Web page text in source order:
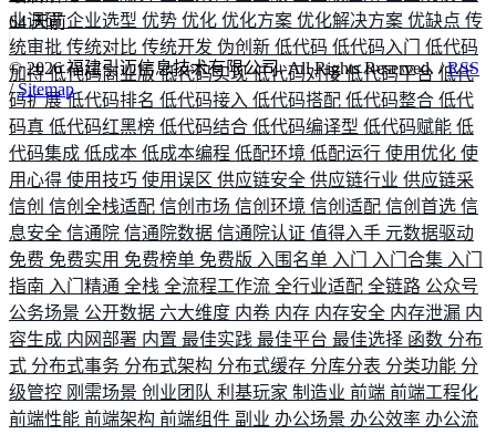
业调研企业选型 优势 优化 优化方案 优化解决方案 优缺点 传
统审批 传统对比 传统开发 伪创新 低代码 低代码入门 低代码
加持低代码商业版低代码实现低代码对接低代码平台 低代
码扩展低代码排名 低代码接入 低代码搭配 低代码整合 低代
码真 低代码红黑榜 低代码结合 低代码编译型 低代码赋能 低
代码集成 低成本 低成本编程 低配环境 低配运行 使用优化 使
用心得 使用技巧 使用误区 供应链安全 供应链行业 供应链采
信创 信创全栈适配 信创市场 信创环境 信创适配 信创首选 信
息安全 信通院 信通院数据 信通院认证 值得入手 元数据驱动
免费 免费实用 免费榜单 免费版 入围名单 入门 入门合集 入门
指南 入门精通 全栈 全流程工作流 全行业适配 全链路 公众号
公务场景 公开数据 六大维度 内卷 内存 内存安全 内存泄漏 内
容生成 内网部署 内置 最佳实践 最佳平台 最佳选择 函数 分布
式 分布式事务 分布式架构 分布式缓存 分库分表 分类功能 分
级管控 刚需场景 创业团队 利基玩家 制造业 前端 前端工程化
前端性能 前端架构 前端组件 副业 办公场景 办公效率 办公流
64 天前
©2026福建引迈信息技术有限公司. All Rights Reserved. /RSS
/Sitemap